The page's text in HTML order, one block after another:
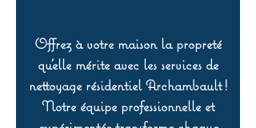
Offrez à votre maison la propreté
qu’elle mérite avec les services de
nettoyage résidentiel Archambault !
Notre équipe professionnelle et